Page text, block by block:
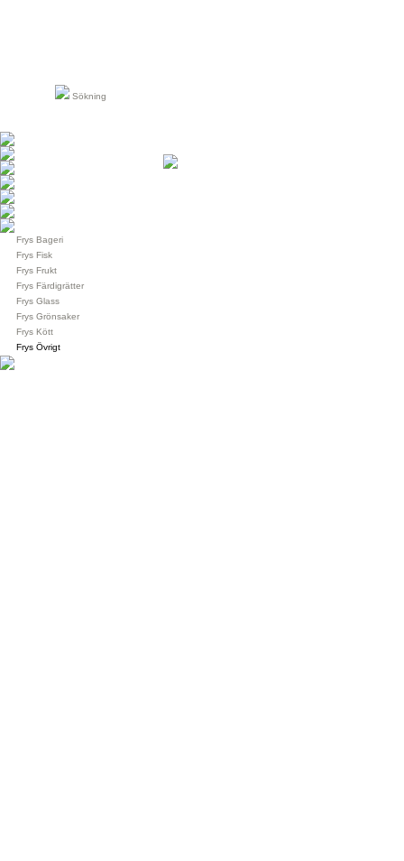
Sökning
Frys Bageri
Frys Fisk
Frys Frukt
Frys Färdigrätter
Frys Glass
Frys Grönsaker
Frys Kött
Frys Övrigt